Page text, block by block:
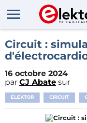
Circuit :
16 octobre 2024
par CJ Abate sur
ELEKTOR CIRCUIT